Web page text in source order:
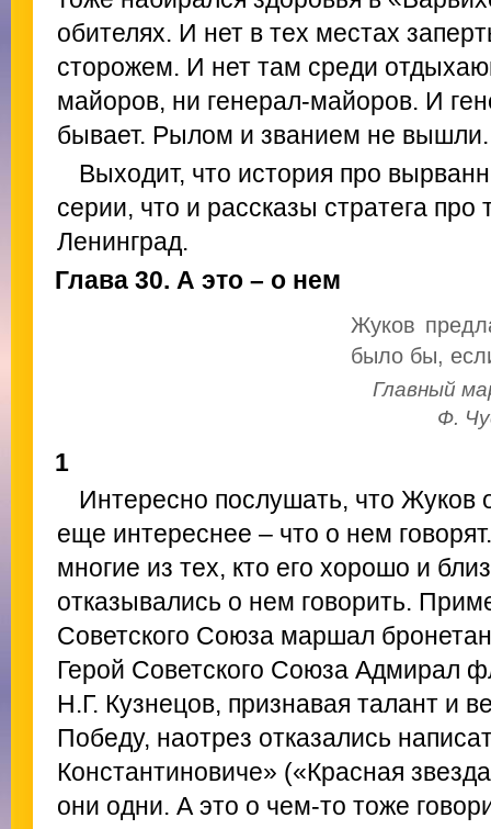
обителях. И нет в тех местах
сторожем. И нет там среди
майоров, ни генерал-майоров. И
бывает. Рылом и званием не вышли.
Выходит, что история про
серии, что и рассказы стратега про
Ленинград.
Глава 30. А это – о нем
Жуков
было бы,
Главный
Ф.
1
Интересно послушать, что Жуков
еще интереснее – что о нем
многие из тех, кто его хорошо и
отказывались о нем говорить.
Советского Союза маршал
Герой Советского Союза Адмирал
Н.Г. Кузнецов, признавая талант и
Победу, наотрез отказались
Константиновиче» («Красная
они одни. А это о чем-то тоже